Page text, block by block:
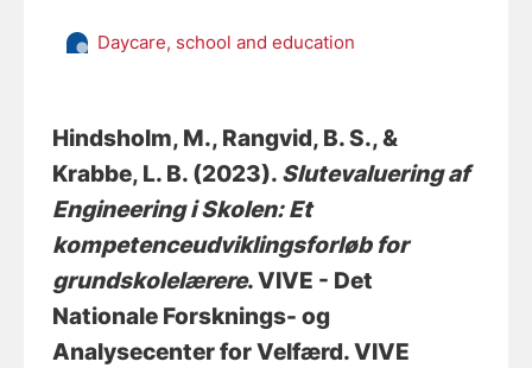
Daycare, school and education
Hindsholm, M., Rangvid, B. S., &
Krabbe, L. B. (2023). Slutevaluering af
Engineering i Skolen: Et
kompetenceudviklingsforløb for
grundskolelærere. VIVE - Det
Nationale Forsknings- og
Analysecenter for Velfærd. VIVE